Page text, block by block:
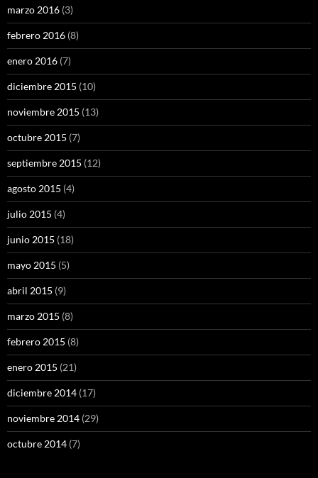
marzo 2016 (3)
febrero 2016 (8)
enero 2016 (7)
diciembre 2015 (10)
noviembre 2015 (13)
octubre 2015 (7)
septiembre 2015 (12)
agosto 2015 (4)
julio 2015 (4)
junio 2015 (18)
mayo 2015 (5)
abril 2015 (9)
marzo 2015 (8)
febrero 2015 (8)
enero 2015 (21)
diciembre 2014 (17)
noviembre 2014 (29)
octubre 2014 (7)